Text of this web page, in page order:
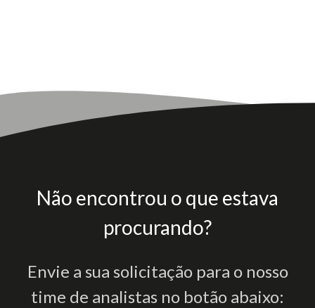
Não encontrou o que estava
procurando?
Envie a sua solicitação para o nosso
time de analistas no botão abaixo: